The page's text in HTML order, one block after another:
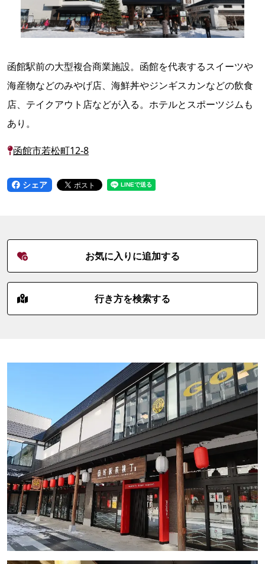
函館駅前の大型複合商業施設。函館を代表するスイーツや
海産物などのみやげ店、海鮮丼やジンギスカンなどの飲食
店、テイクアウト店などが入る。ホテルとスポーツジムも
あり。
函館市若松町12-8
シェア
お気に入りに追加する
行き方を検索する